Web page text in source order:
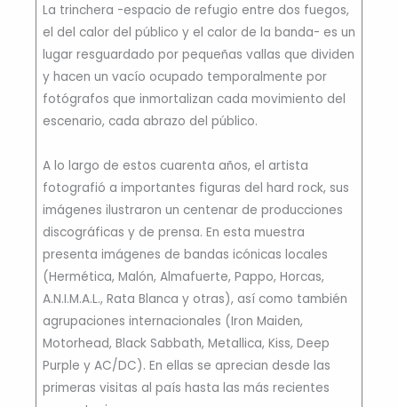
La trinchera -espacio de refugio entre dos fuegos,
el del calor del público y el calor de la banda- es un
lugar resguardado por pequeñas vallas que dividen
y hacen un vacío ocupado temporalmente por
fotógrafos que inmortalizan cada movimiento del
escenario, cada abrazo del público.
A lo largo de estos cuarenta años, el artista
fotografió a importantes figuras del hard rock, sus
imágenes ilustraron un centenar de producciones
discográficas y de prensa. En esta muestra
presenta imágenes de bandas icónicas locales
(Hermética, Malón, Almafuerte, Pappo, Horcas,
A.N.I.M.A.L., Rata Blanca y otras), así como también
agrupaciones internacionales (Iron Maiden,
Motorhead, Black Sabbath, Metallica, Kiss, Deep
Purple y AC/DC). En ellas se aprecian desde las
primeras visitas al país hasta las más recientes